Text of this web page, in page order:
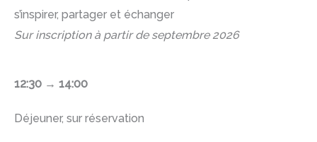
s’inspirer, partager et échanger
Sur inscription à partir de septembre 2026
12:30 → 14:00
Déjeuner, sur réservation